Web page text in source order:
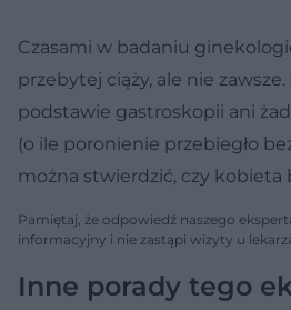
Czasami w badaniu
przebytej ciąży, ale nie zawsze.
podstawie gastroskopii ani
(o ile poronienie przebiegło
można stwierdzić, czy kobieta
Pamiętaj, że odpowiedź naszego
informacyjny i nie zastąpi wizyty u
Inne porady tego